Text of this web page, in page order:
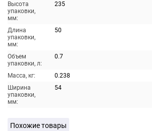
Высота
упаковки,
мм:
235
Длина
упаковки,
мм:
50
Объем
упаковки, л:
0.7
Масса, кг:
0.238
Ширина
упаковки,
мм:
54
Похожие товары